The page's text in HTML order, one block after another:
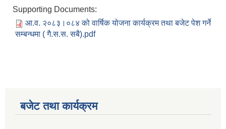
Supporting Documents:
आ.व. २०८३।०८४ को वार्षिक योजना कार्यक्रम तथा बजेट पेश गर्ने
सम्बन्धमा ( गै.स.स. सबै).pdf
बजेट तथा कार्यक्रम